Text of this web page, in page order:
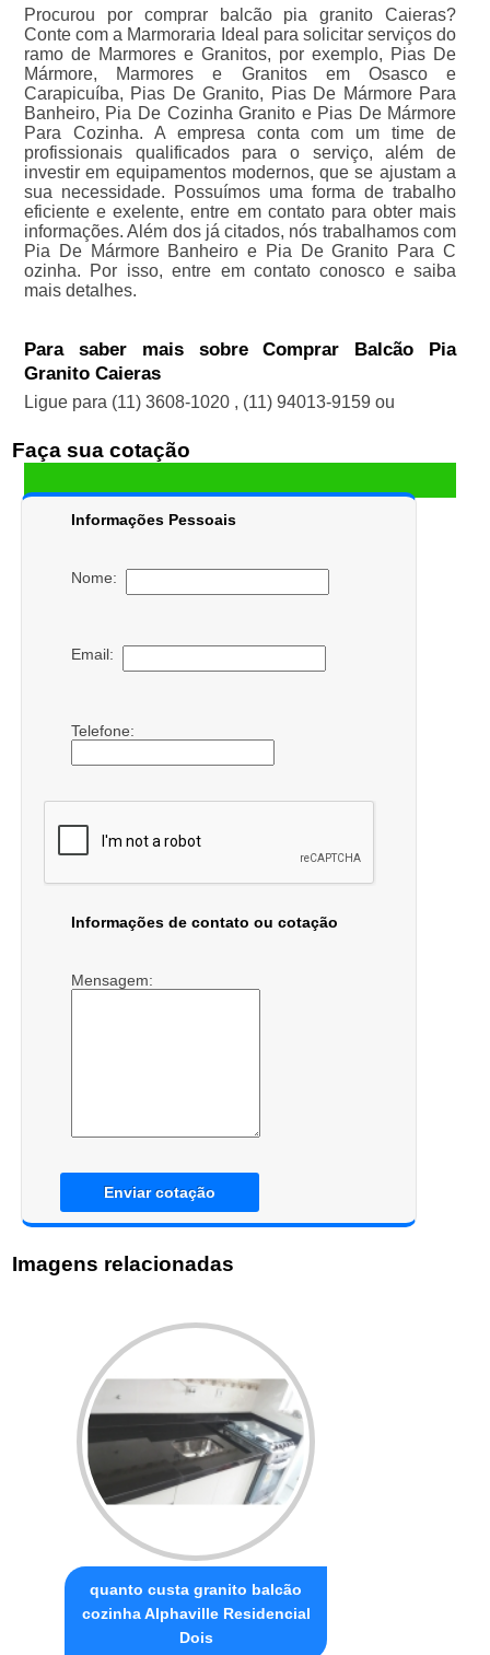
Procurou por comprar balcão pia granito Caieras?
Conte com a Marmoraria Ideal para solicitar serviços do
ramo de Marmores e Granitos, por exemplo, Pias De
Mármore, Marmores e Granitos em Osasco e
Carapicuíba, Pias De Granito, Pias De Mármore Para
Banheiro, Pia De Cozinha Granito e Pias De Mármore
Para Cozinha. A empresa conta com um time de
profissionais qualificados para o serviço, além de
investir em equipamentos modernos, que se ajustam a
sua necessidade. Possuímos uma forma de trabalho
eficiente e exelente, entre em contato para obter mais
informações. Além dos já citados, nós trabalhamos com
Pia De Mármore Banheiro e Pia De Granito Para C
ozinha. Por isso, entre em contato conosco e saiba
mais detalhes.
Para saber mais sobre Comprar Balcão Pia
Granito Caieras
Ligue para (11) 3608-1020 , (11) 94013-9159 ou
Faça sua cotação
Informações Pessoais
Nome:
Email:
Telefone:
Informações de contato ou cotação
Mensagem:
Enviar cotação
Imagens relacionadas
quanto custa granito balcão
cozinha Alphaville Residencial
Dois